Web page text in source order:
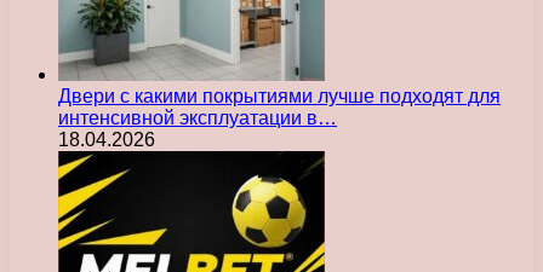
Двери с какими покрытиями лучше подходят для
интенсивной эксплуатации в…
18.04.2026